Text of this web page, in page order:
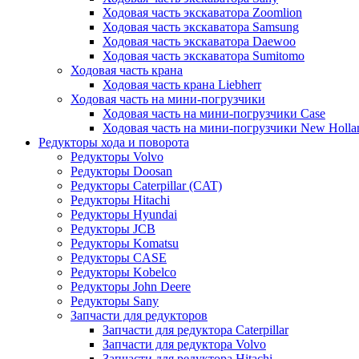
Ходовая часть экскаватора Zoomlion
Ходовая часть экскаватора Samsung
Ходовая часть экскаватора Daewoo
Ходовая часть экскаватора Sumitomo
Ходовая часть крана
Ходовая часть крана Liebherr
Ходовая часть на мини-погрузчики
Ходовая часть на мини-погрузчики Case
Ходовая часть на мини-погрузчики New
Редукторы хода и поворота
Редукторы Volvo
Редукторы Doosan
Редукторы Caterpillar (CAT)
Редукторы Hitachi
Редукторы Hyundai
Редукторы JCB
Редукторы Komatsu
Редукторы CASE
Редукторы Kobelco
Редукторы John Deere
Редукторы Sany
Запчасти для редукторов
Запчасти для редуктора Caterpillar
Запчасти для редуктора Volvo